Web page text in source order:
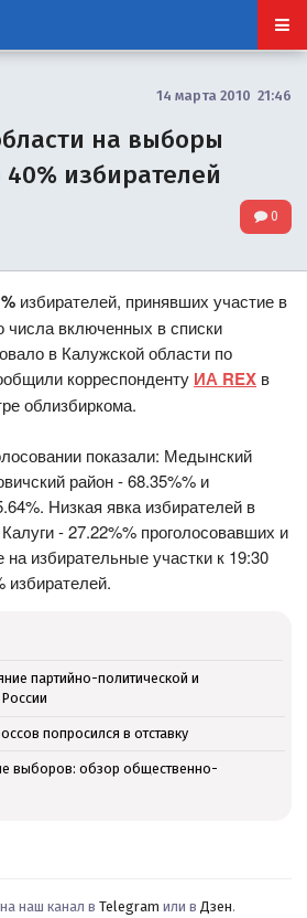
14 марта 2010 21:46
на выборы
избирателей
0
избирателей, принявших участие в
числа включенных в списки
в Калужской области по
корреспонденту ИА REX в
облизбиркома.
показали: Медынский
район - 68.35%% и
Низкая явка избирателей в
- 27.22%% проголосовавших и
на избирательные участки к 19:30
избирателей.
партийно-политической и
попросился в отставку
выборов: обзор общественно-
наш канал в Telegram или в Дзен.